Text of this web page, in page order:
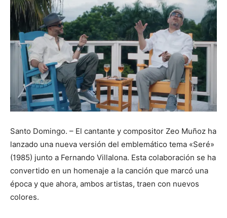
Santo Domingo. – El cantante y compositor Zeo Muñoz ha
lanzado una nueva versión del emblemático tema «Seré»
(1985) junto a Fernando Villalona. Esta colaboración se ha
convertido en un homenaje a la canción que marcó una
época y que ahora, ambos artistas, traen con nuevos
colores.